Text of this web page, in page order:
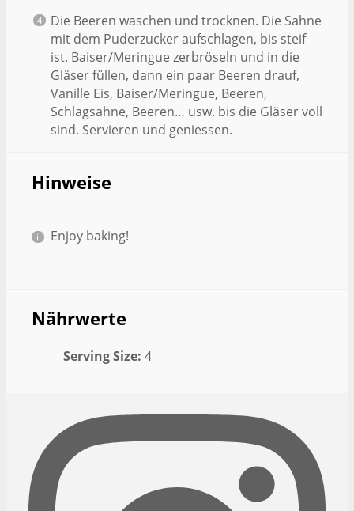
Die Beeren waschen und trocknen. Die Sahne
mit dem Puderzucker aufschlagen, bis steif
ist. Baiser/Meringue zerbröseln und in die
Gläser füllen, dann ein paar Beeren drauf,
Vanille Eis, Baiser/Meringue, Beeren,
Schlagsahne, Beeren… usw. bis die Gläser voll
sind. Servieren und geniessen.
Hinweise
Enjoy baking!
Nährwerte
Serving Size: 4